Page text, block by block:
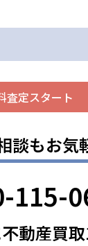
談もお気
115-
動産買